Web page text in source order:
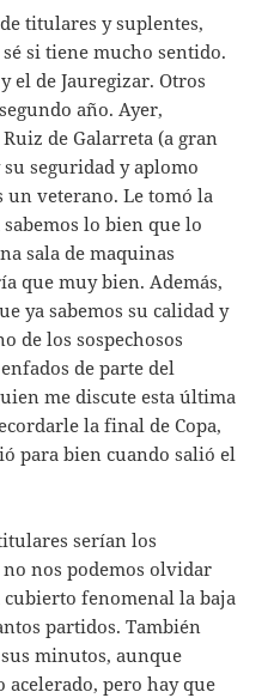
titulares y suplentes,
si tiene mucho sentido.
el de Jauregizar. Otros
año. Ayer,
de Galarreta (a gran
seguridad y aplomo
un veterano. Le tomó la
lo bien que lo
sala de maquinas
que muy bien. Además,
ya sabemos su calidad y
de los sospechosos
de parte del
me discute esta última
la final de Copa,
para bien cuando salió el
serían los
nos podemos olvidar
fenomenal la baja
partidos. También
minutos, aunque
acelerado, pero hay que